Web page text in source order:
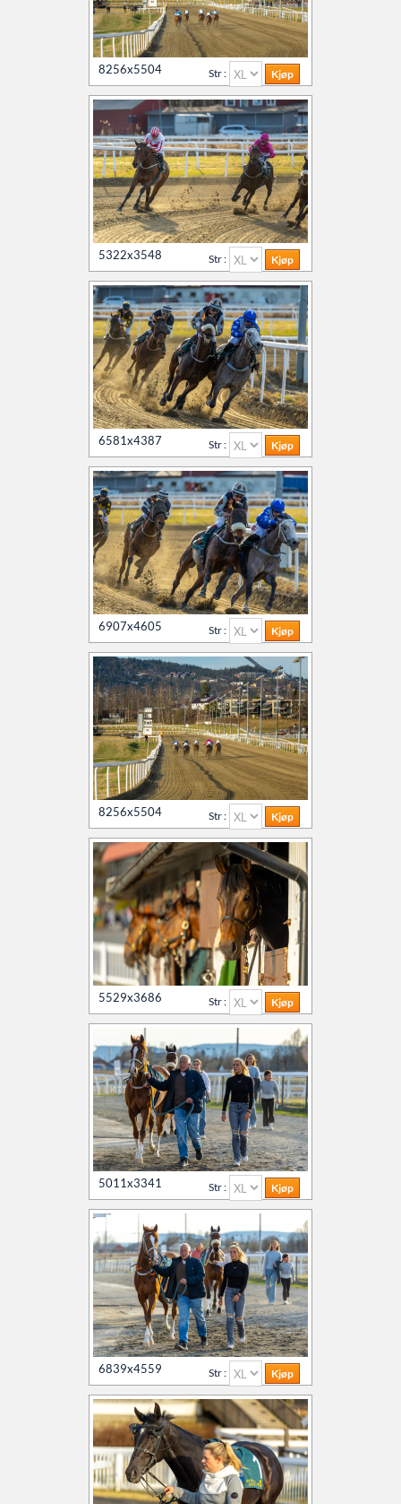
8256x5504 Str :
5322x3548 Str :
6581x4387 Str :
6907x4605 Str :
8256x5504 Str :
5529x3686 Str :
5011x3341 Str :
6839x4559 Str :